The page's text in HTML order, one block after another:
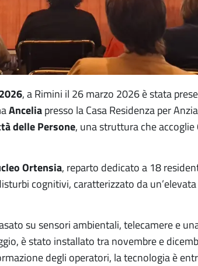
, a Rimini il 26 marzo 2026 è stata
Ancelia presso la Casa Residenza per
delle Persone, una struttura che accoglie
Ortensia, reparto dedicato a 18
cognitivi, caratterizzato da un’elevata
su sensori ambientali, telecamere e
è stato installato tra novembre e
degli operatori, la tecnologia è